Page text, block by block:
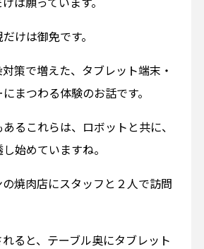
けは御免です。
策で増えた、タブレット端末・
まつわる体験のお話です。
るこれらは、ロボットと共に、
始めていますね。
焼肉店にスタッフと２人で訪問
ると、テーブル奥にタブレット